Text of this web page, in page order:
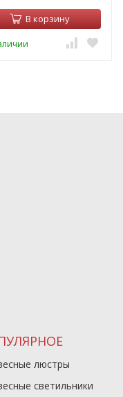
В корзину
люстры
светильники